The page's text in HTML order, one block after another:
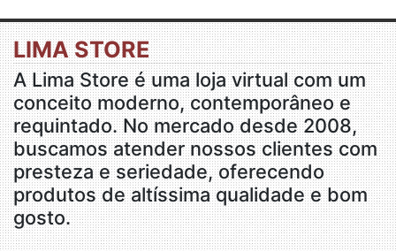
LIMA STORE
A Lima Store é uma loja virtual com um
conceito moderno, contemporâneo e
requintado. No mercado desde 2008,
buscamos atender nossos clientes com
presteza e seriedade, oferecendo
produtos de altíssima qualidade e bom
gosto.